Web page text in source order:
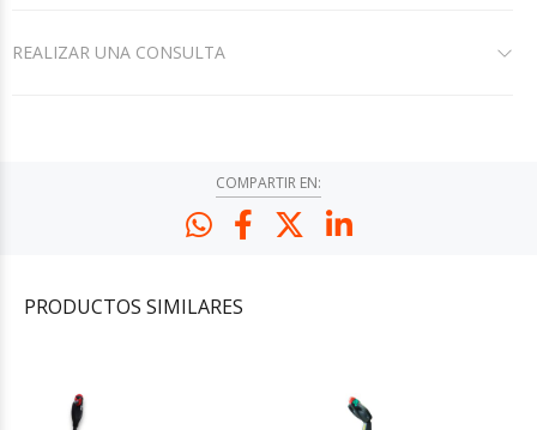
REALIZAR UNA CONSULTA
COMPARTIR EN:
PRODUCTOS SIMILARES